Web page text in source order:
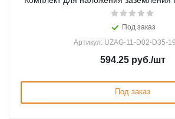
Под заказ
Артикул: UZAG-11-D02-D35-
594.25руб./шт
Под заказ